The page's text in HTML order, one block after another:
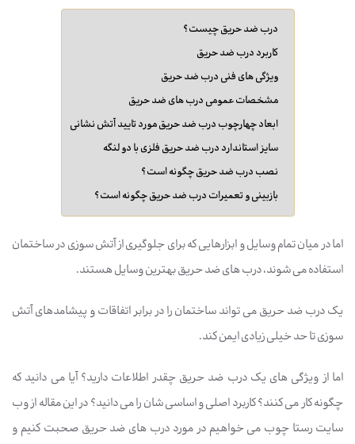
درب ضد حریق چیست؟
کاربرد درب ضد حریق
ویژگی های فنی درب ضد حریق
مشخصات عمومی درب های ضد حریق
ابعاد چهارچوب درب ضد حریق مورد تایید آتش نشانی
سایز استاندارد درب ضد حریق فلزی با دو لنگه
نصب درب ضد حریق چگونه است؟
بازبینی و تعمیرات درب ضد حریق چگونه است؟
اما در میان تمام وسایل و ابزارهایی که برای جلوگیری از آتش سوزی در ساختمان
استفاده می شوند، درب های ضد حریق بهترین وسایل هستند.
یک درب ضد حریق می تواند ساختمان را در برابر اتفاقات و پیشامدهای آتش
سوزی تا حد خیلی زیادی ایمن کند.
اما از ویژگی های یک درب ضد حریق چقدر اطلاعات دارید؟ آیا می دانید که
چگونه کار می کنند؟ کاربرد اصلی و اساسی شان را می دانید؟ در این مقاله از وب
سایت رستا چوب می خواهیم در مورد درب های ضد حریق صحبت کنیم و